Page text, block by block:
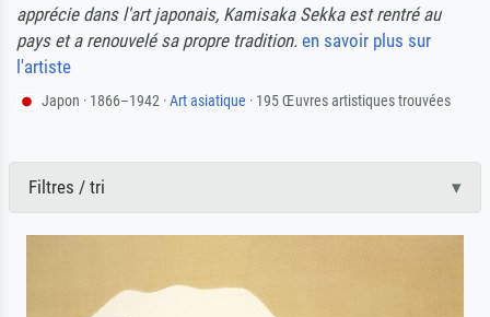
apprécie dans l'art japonais, Kamisaka Sekka est rentré au
pays et a renouvelé sa propre tradition. en savoir plus sur
l'artiste
Japon · 1866–1942 ·Art asiatique · 195 Œuvres artistiques trouvées
Filtres / tri